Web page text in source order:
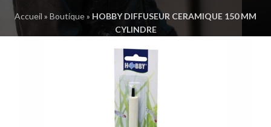
Accueil » Boutique» HOBBY DIFFUSEUR CERAMIQUE 150 MM
CYLINDRE